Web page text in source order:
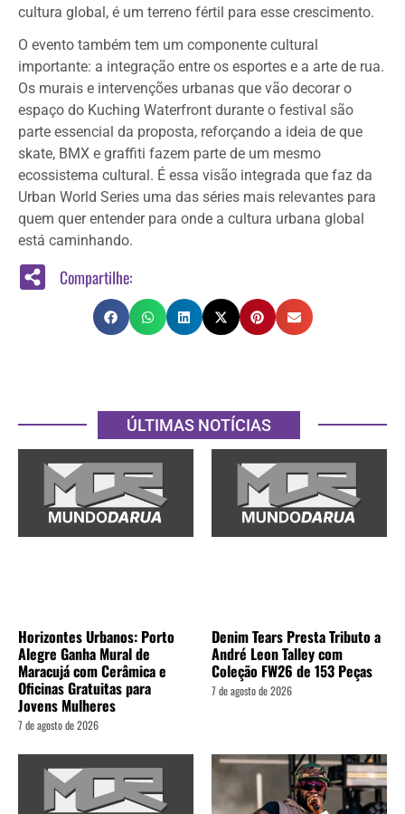
cultura global, é um terreno fértil para esse crescimento.
O evento também tem um componente cultural
importante: a integração entre os esportes e a arte de rua.
Os murais e intervenções urbanas que vão decorar o
espaço do Kuching Waterfront durante o festival são
parte essencial da proposta, reforçando a ideia de que
skate, BMX e graffiti fazem parte de um mesmo
ecossistema cultural. É essa visão integrada que faz da
Urban World Series uma das séries mais relevantes para
quem quer entender para onde a cultura urbana global
está caminhando.
Compartilhe:
ÚLTIMAS NOTÍCIAS
Horizontes Urbanos: Porto
Alegre Ganha Mural de
Maracujá com Cerâmica e
Oficinas Gratuitas para
Jovens Mulheres
7 de agosto de 2026
Denim Tears Presta Tributo a
André Leon Talley com
Coleção FW26 de 153 Peças
7 de agosto de 2026